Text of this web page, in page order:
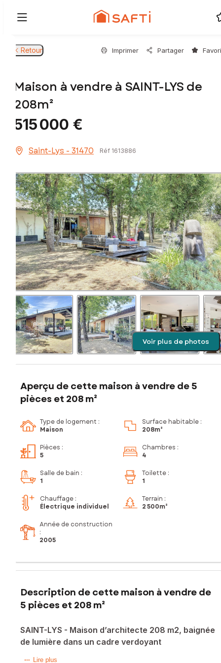
Retour Imprimer Partager
Maison à vendre à SAINT-LYS de
208m²
515 000 €
Saint-Lys - 31470 Réf 1613886
Voir plus de photos
Aperçu de cette maison à vendre de 5
pièces et 208 m²
Type de logement :
Maison
Surface habitable :
208m²
Pièces :
5
Chambres :
4
Salle de bain :
1
Toilette :
1
Chauffage :
Électrique individuel
Terrain :
2 500m²
Année de construction
:
2005
Description de cette maison à vendre de
5 pièces et 208 m²
SAINT-LYS - Maison d’architecte 208 m2, baignée
de lumière dans un cadre verdoyant
Cette superbe maison d’architecte offre un cadre de vie
Lire plus